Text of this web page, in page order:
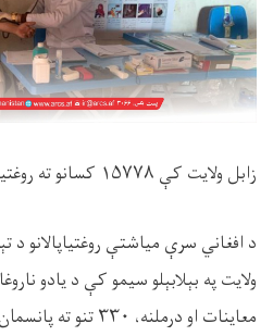
زابل ولایت کې ۱۵۷۷۸ کسانو ته روغتیایي خدمات ترسره شوي!